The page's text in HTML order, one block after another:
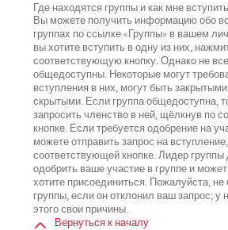
Где находятся группы и как мне
Вы можете получить информацию обо
группах по ссылке «Группы» в вашем
вы хотите вступить в одну из них,
соответствующую кнопку. Однако не
общедоступны. Некоторые могут
вступления в них, могут быть
скрытыми. Если группа общедоступна,
запросить членство в ней, щёлкнув по
кнопке. Если требуется одобрение на
можете отправить запрос на
соответствующей кнопке. Лидер
одобрить ваше участие в группе и
хотите присоединиться. Пожалуйста, не
группы, если он отклонил ваш запрос; у
этого свои причины.
Вернуться к началу